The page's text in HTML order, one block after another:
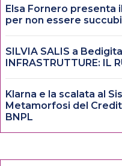
Elsa Fornero presenta
per non essere
SILVIA SALIS a
INFRASTRUTTURE: IL
Klarna e la scalata al
Metamorfosi del
BNPL